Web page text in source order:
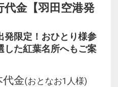
代金【羽田空港発
発限定！おひとり様参
した紅葉名所へもご案
代金(おとなお1人様)